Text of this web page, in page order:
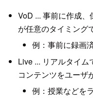
VoD ... 事前に作成
が任意のタイミング
例：事前に録画
Live ... リアルタイ
コンテンツをユーザ
例：授業などを